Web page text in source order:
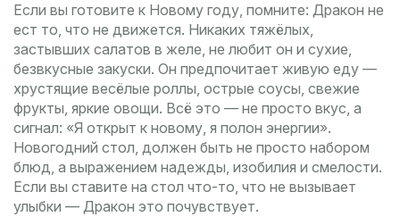
Если вы готовите к Новому году, помните: Дракон не
ест то, что не движется. Никаких тяжёлых,
застывших салатов в желе, не любит он и сухие,
безвкусные закуски. Он предпочитает живую еду —
хрустящие весёлые роллы, острые соусы, свежие
фрукты, яркие овощи. Всё это — не просто вкус, а
сигнал: «Я открыт к новому, я полон энергии».
Новогодний стол, должен быть не просто набором
блюд, а выражением надежды, изобилия и смелости.
Если вы ставите на стол что-то, что не вызывает
улыбки — Дракон это почувствует.